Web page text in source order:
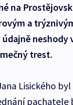
na
a
neshody
trest.
Lisického
pachatele